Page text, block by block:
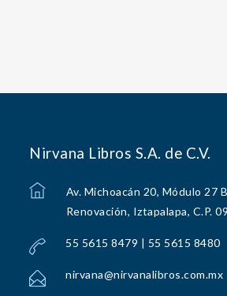
Nirvana Libros S.A. de C.V.
Av. Michoacán 20, Módulo 27
Renovación, Iztapalapa, C.P.
55 5615 8479 | 55 5615 8480
nirvana@nirvanalibros.com.mx